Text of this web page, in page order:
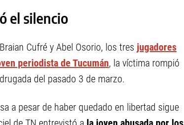
el silencio
Cufré y Abel Osorio, los tres jugadores
periodista de Tucumán, la víctima rompió
del pasado 3 de marzo.
a pesar de haber quedado en libertad sigue